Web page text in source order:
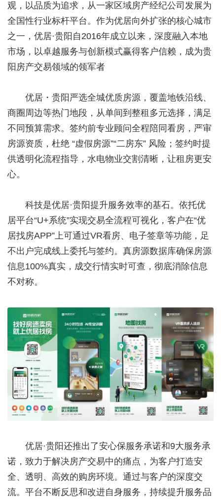
观，以品质为追求，从一家区域房产经纪公司发展为
全国性行业标杆平台。作为优居向外扩张的核心城市
之一，优居·贵阳自2016年成立以来，深度融入本地
市场，以卓越服务与创新模式赢得客户信赖，成为贵
阳房产交易领域的领军者
优居・贵阳严选全城优质房源，覆盖地铁沿线、
商圈周边等热门地段，从单间到整租多元选择，满足
不同预算需求。签约前专业顾问全程陪同看房，严审
房源资质，杜绝 “虚假房源”“二房东” 风险；签约时提
供透明化流程指导，水电物业交割清晰，让租房更安
心。
科技是优居·贵阳提升服务效率的基石。依托优
居平台“U+系统”实现交易全流程可视化，客户在“优
居找房APP”上可通过VR看房、电子签章等功能，足
不出户完成线上委托与签约。真房源数据库确保房源
信息100%真实，成交行情实时可查，彻底消除信息
不对称。
优居·贵阳还推出了安心保服务承诺和9大服务承
诺，致力于解决房产交易中的痛点，为客户打造安
全、透明、高效的购房环境。通过与客户的深度交
流。平台不断反思和改进自身服务，持续提升服务品